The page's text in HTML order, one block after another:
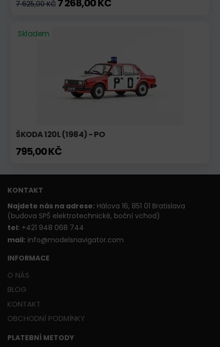
7 625,00 KČ 7 268,00 KČ
Skladem
ŠKODA 120L (1984) - PO
795,00 KČ
KONTAKT
Najdete nás na adrese: Hálova 16, 851 01 Bratislava
(budova SPŠ elektrotechnické, boční vchod)
tel: +421 948 068 744
mail: info@modelsnavigator.com
INFORMACE
O NÁS
BLOG
KONTAKT
OBCHODNÍ PODMÍNKY
PLATEBNÍ METODY